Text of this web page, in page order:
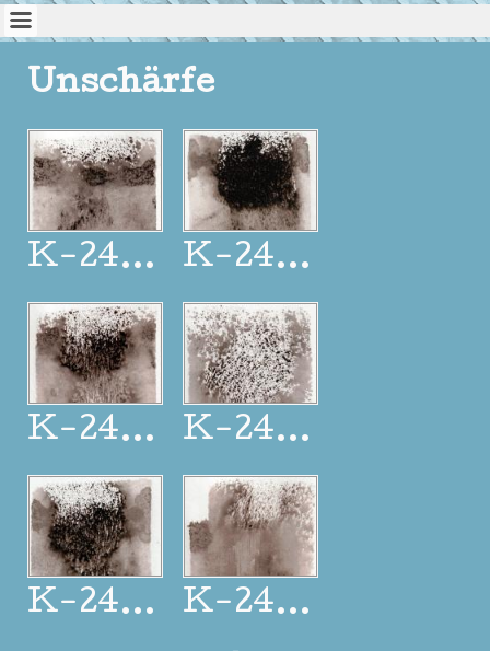
Unschärfe
K-24_321 K-24_322
K-24_323 K-24_324
K-24_325
K-24_326